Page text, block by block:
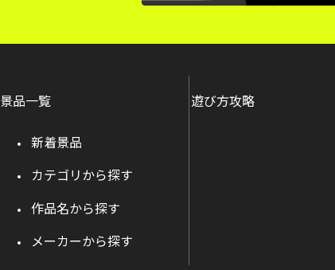
景品一覧
新着景品
カテゴリから探す
作品名から探す
メーカーから探す
遊び方攻略